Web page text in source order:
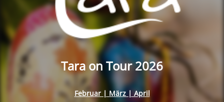
Tara on Tour 2026
Februar | März | April